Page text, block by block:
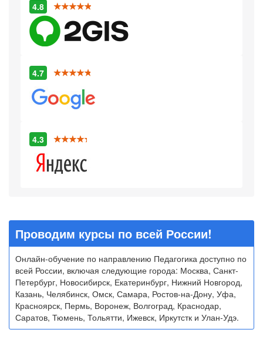
4.8
4.7
4.3
Проводим курсы по всей России!
Онлайн-обучение по направлению Педагогика доступно по
всей России, включая следующие города: Москва, Санкт-
Петербург, Новосибирск, Екатеринбург, Нижний Новгород,
Казань, Челябинск, Омск, Самара, Ростов-на-Дону, Уфа,
Красноярск, Пермь, Воронеж, Волгоград, Краснодар,
Саратов, Тюмень, Тольятти, Ижевск, Иркутстк и Улан-Удэ.